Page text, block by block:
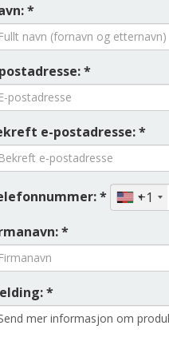
*
*
e-postadresse: *
*
+1
*
*